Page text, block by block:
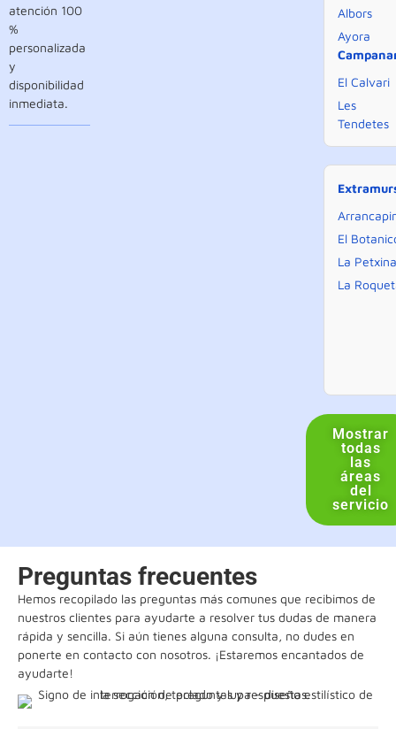
atención 100
%
personalizada
y
disponibilidad
inmediata.
Albors
Ayora
El Calvari
Les
Tendetes
El
La Petxina
La
Mostrar
todas
las
áreas
del
servicio
Preguntas frecuentes
Hemos recopilado las preguntas más comunes que recibimos de
nuestros clientes para ayudarte a resolver tus dudas de manera
rápida y sencilla. Si aún tienes alguna consulta, no dudes en
ponerte en contacto con nosotros. ¡Estaremos encantados de
ayudarte!